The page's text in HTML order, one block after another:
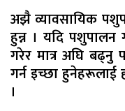
अझै व्यावसायिक
हुन्न । यदि पशुपालन
गरेर मात्र अघि बढ्नु
गर्न इच्छा
।